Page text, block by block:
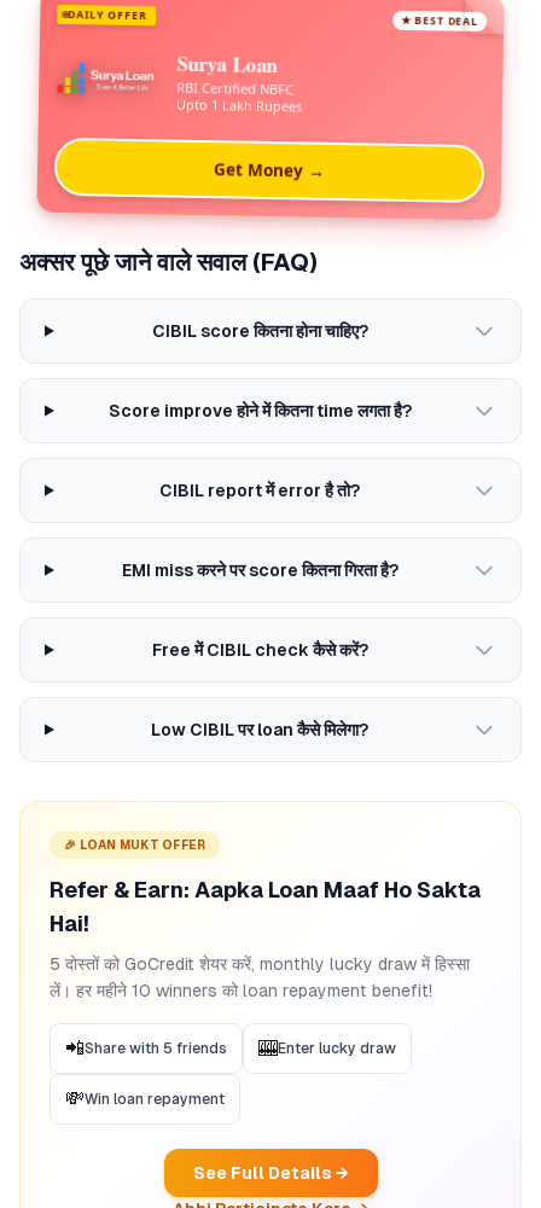
DAILY OFFER ★ BEST DEAL
Surya Loan
RBI Certified NBFC
Upto 1 Lakh Rupees
Get Money →
अक्सर पूछे जाने वाले सवाल (FAQ)
CIBIL score कितना होना चाहिए?
Score improve होने में कितना time लगता है?
CIBIL report में error है तो?
EMI miss करने पर score कितना गिरता है?
Free में CIBIL check कैसे करें?
Low CIBIL पर loan कैसे मिलेगा?
🎉 LOAN MUKT OFFER
Refer & Earn: Aapka Loan Maaf Ho Sakta
Hai!
5 दोस्तों को GoCredit शेयर करें, monthly lucky draw में हिस्सा
लें। हर महीने 10 winners को loan repayment benefit!
📲Share with 5 friends 🎰Enter lucky draw
💸Win loan repayment
See Full Details →